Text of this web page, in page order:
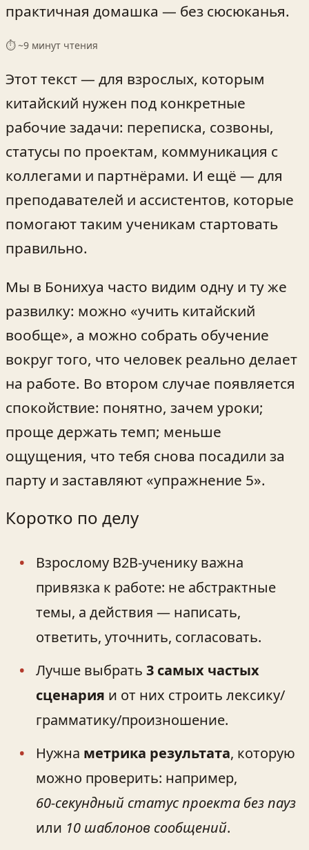
практичная домашка — без сюсюканья.
⏱ ~9 минут чтения
Этот текст — для взрослых, которым
китайский нужен под конкретные
рабочие задачи: переписка, созвоны,
статусы по проектам, коммуникация с
коллегами и партнёрами. И ещё — для
преподавателей и ассистентов, которые
помогают таким ученикам стартовать
правильно.
Мы в Бонихуа часто видим одну и ту же
развилку: можно «учить китайский
вообще», а можно собрать обучение
вокруг того, что человек реально делает
на работе. Во втором случае появляется
спокойствие: понятно, зачем уроки;
проще держать темп; меньше
ощущения, что тебя снова посадили за
парту и заставляют «упражнение 5».
Коротко по делу
Взрослому B2B‑ученику важна
привязка к работе: не абстрактные
темы, а действия — написать,
ответить, уточнить, согласовать.
Лучше выбрать 3 самых частых
сценария и от них строить лексику/
грамматику/произношение.
Нужна метрика результата, которую
можно проверить: например,
60‑секундный статус проекта без пауз
или 10 шаблонов сообщений.